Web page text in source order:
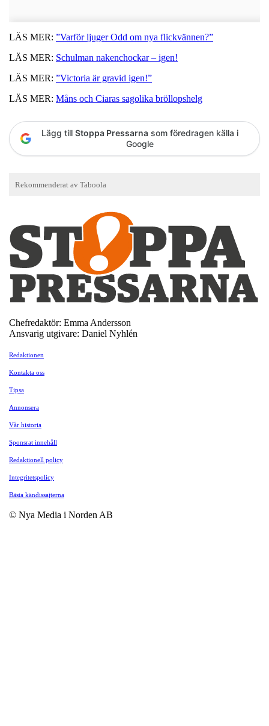
LÄS MER: ”Varför ljuger Odd om nya flickvännen?”
LÄS MER: Schulman nakenchockar – igen!
LÄS MER: ”Victoria är gravid igen!”
LÄS MER: Måns och Ciaras sagolika bröllopshelg
Lägg till Stoppa Pressarna som föredragen källa i
Google
Chefredaktör: Emma Andersson
Ansvarig utgivare: Daniel Nyhlén
Redaktionen
Kontakta oss
Tipsa
Annonsera
Vår historia
Sponsrat innehåll
Redaktionell policy
Integritetspolicy
Bästa kändissajterna
© Nya Media i Norden AB